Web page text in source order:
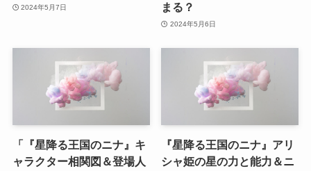
2024年5月7日
まる？
2024年5月6日
「『星降る王国のニナ』キ
ャラクター相関図＆登場人
『星降る王国のニナ』アリ
シャ姫の星の力と能力＆ニ